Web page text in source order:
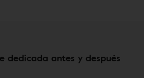
dedicada antes y después